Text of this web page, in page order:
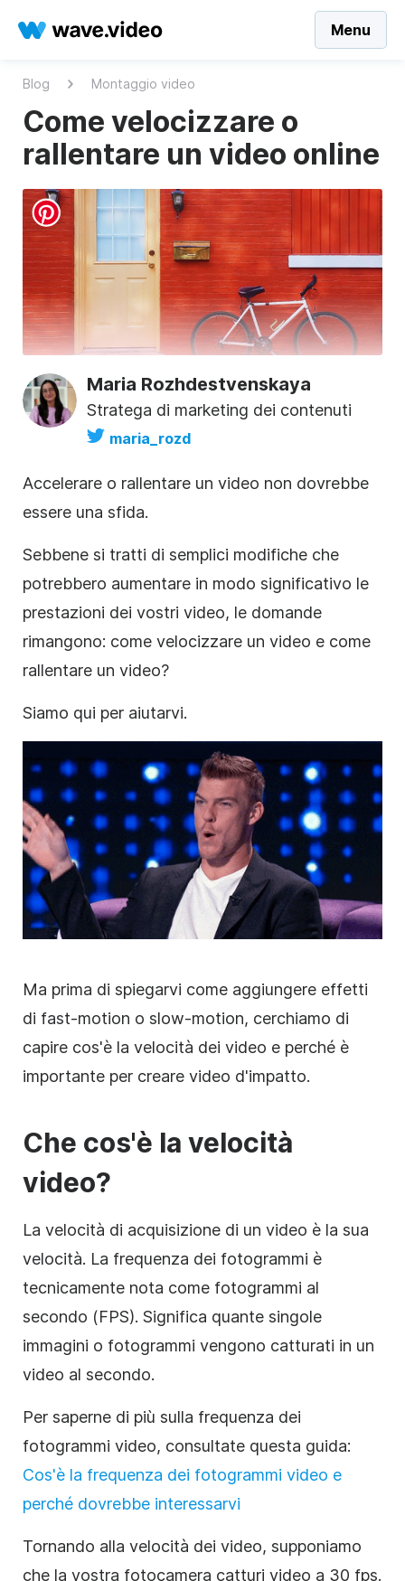
Menu
Blog Montaggio video
Come velocizzare o
rallentare un video online
Maria Rozhdestvenskaya
Stratega di marketing dei contenuti
maria_rozd
Accelerare o rallentare un video non dovrebbe
essere una sfida.
Sebbene si tratti di semplici modifiche che
potrebbero aumentare in modo significativo le
prestazioni dei vostri video, le domande
rimangono: come velocizzare un video e come
rallentare un video?
Siamo qui per aiutarvi.
Ma prima di spiegarvi come aggiungere effetti
di fast-motion o slow-motion, cerchiamo di
capire cos'è la velocità dei video e perché è
importante per creare video d'impatto.
Che cos'è la velocità
video?
La velocità di acquisizione di un video è la sua
velocità. La frequenza dei fotogrammi è
tecnicamente nota come fotogrammi al
secondo (FPS). Significa quante singole
immagini o fotogrammi vengono catturati in un
video al secondo.
Per saperne di più sulla frequenza dei
fotogrammi video, consultate questa guida:
Cos'è la frequenza dei fotogrammi video e
perché dovrebbe interessarvi
Tornando alla velocità dei video, supponiamo
che la vostra fotocamera catturi video a 30 fps.